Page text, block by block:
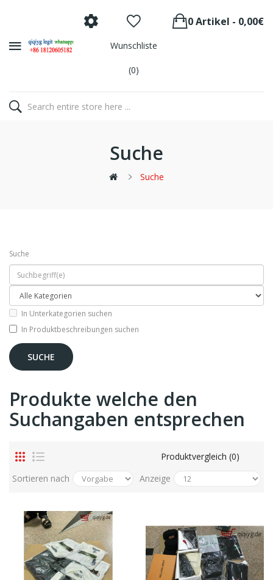
Wunschliste
(0)
0 Artikel - 0,00€
Suche
Suche
Suche
In Unterkategorien suchen
In Produktbeschreibungen suchen
Produkte welche den
Suchangaben entsprechen
Produktvergleich (0)
Sortieren nach
Anzeige